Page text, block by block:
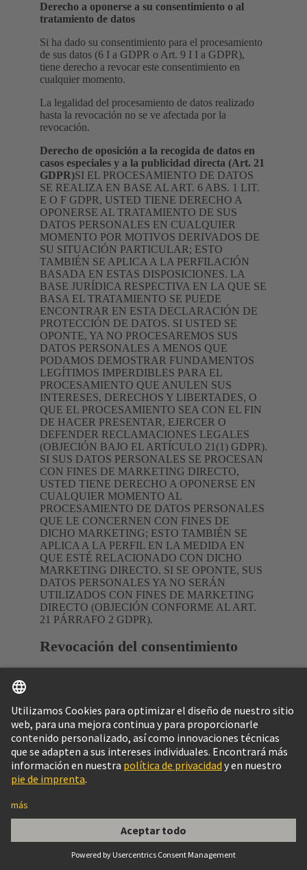
Derecho a oponerse a su consentimiento o al
tratamiento de datos
Si ha dado su consentimiento para el procesamiento
de sus datos (6 I a GDPR o Art. 9 I I a GDPR),
tiene derecho a revocar este consentimiento en
cualquier momento.
La legalidad del procesamiento de datos realizado
hasta la revocación no se ve afectada por la
revocación.
Derecho de oposición a la recogida de datos en
casos especiales y a la publicidad directa (Art. 21
GDPR)SI EL PROCESAMIENTO DE DATOS
SE REALIZA EN BASE AL ART. 6 ABS. 1 LIT.
E O F GDPR, USTED TIENE DERECHO A
OPONERSE AL TRATAMIENTO DE SUS
DATOS PERSONALES EN CUALQUIER
MOMENTO POR MOTIVOS DERIVADOS DE
SU SITUACIÓN PARTICULAR; ESTO
TAMBIÉN SE APLICA A LA PERFILACIÓN
BASADA EN ESTAS DISPOSICIONES. LA
BASE JURÍDICA RESPECTIVA EN LA QUE SE
BASA EL TRATAMIENTO SE PUEDE
ENCONTRAR EN ESTA DECLARACIÓN DE
PROTECCIÓN DE DATOS. SI USTED SE
OPONTE, YA NO PROCESAREMOS SUS
DATOS PERSONALES A MENOS QUE
PODAMOS DEMOSTRAR FUNDAMENTOS
LEGÍTIMOS IMPERDIBLES PARA EL
PROCESAMIENTO QUE ANULEN SUS
INTERESES, DERECHOS Y LIBERTADES, O
QUE EL PROCESAMIENTO SEA CON EL FIN
DE HACER PRESENTAR, EJERCER O
DEFENDER RECLAMACIONES LEGALES
(OBJECIÓN BAJO EL ARTÍCULO 21(1) GDPR).
SI SUS DATOS PERSONALES SE PROCESAN
CON FINES DE MARKETING DIRECTO,
USTED TIENE DERECHO A OPONERSE EN
CUALQUIER MOMENTO AL
PROCESAMIENTO DE DATOS PERSONALES
QUE LE CONCERNEN CON FINES DE
DICHO MARKETING; ESTO TAMBIÉN SE
APLICA A LA PERFIL EN LA MEDIDA EN
QUE ESTÉ RELACIONADO CON DICHO
MARKETING DIRECTO. SI SE OPONTE, SUS
DATOS PERSONALES YA NO SERÁN
UTILIZADOS CON FINES DE MARKETING
DIRECTO (OBJECIÓN CONFORME AL ART.
21 PÁRRAFO 2 GDPR).
Revocación del consentimiento
aplica si sus datos personales se procesan de acuerdo
con el art. 6 párr. 1 lit. f del GDPR.
Revocación por correo electrónico:
Lucca.Parice@HARTING.com
En caso de que revoque su consentimiento para el
almacenamiento y procesamiento de sus datos, es
posible que no podamos ofrecerle ciertos servicios,